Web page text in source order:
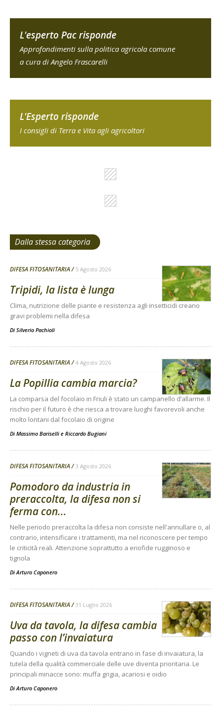
L'esperto Pac risponde
Approfondimenti sulla politica agricola comune
a cura di Angelo Frascarelli
L'Esperto risponde
I consigli di Terra e Vita agli agricoltori
Dalla stessa categoria
DIFESA FITOSANITARIA 5 Agosto 2026
Tripidi, la lista è lunga
Clima, nutrizione delle piante e resistenza agli insetticidi creano
gravi problemi nella difesa
Di Silverio Pachioli
DIFESA FITOSANITARIA 4 Agosto 2026
La Popillia cambia marcia?
La comparsa del focolaio in Friuli è stato un campanello d’allarme. Il
rischio per il futuro è che riesca a trovare luoghi favorevoli anche
molto lontani dal focolaio di origine
Di Massimo Bariselli e Riccardo Bugiani
DIFESA FITOSANITARIA 3 Agosto 2026
Pomodoro da industria in
preraccolta, la difesa non si
ferma con...
Nelle periodo preraccolta la difesa non consiste nell'annullare o, al
contrario, intensificare i trattamenti, ma nel riconoscere per tempo
le criticità reali. Attenzione soprattutto a eriofide rugginoso e
tignola
DiArturo Caponero
DIFESA FITOSANITARIA 31 Luglio 2026
Uva da tavola, la difesa cambia
passo con l’invaiatura
Quando i vigneti di uva da tavola entrano in fase di invaiatura, la
tutela della qualità commerciale delle uve diventa prioritaria. Le
principali minacce sono: muffa grigia, acariosi e oidio
DiArturo Caponero